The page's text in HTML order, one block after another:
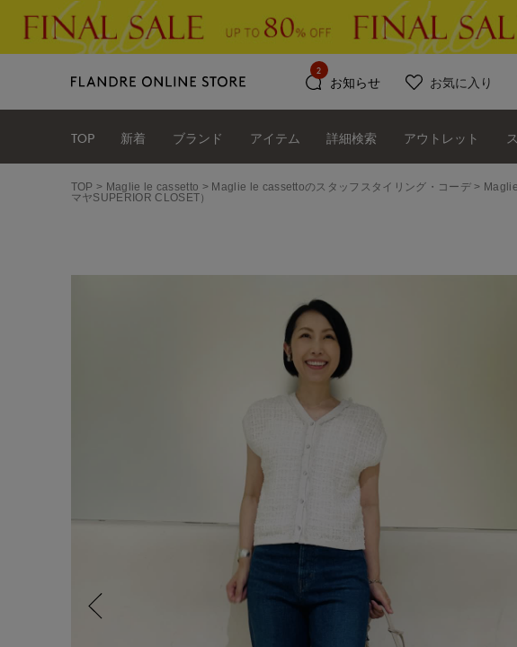
お知らせ
2
お気に入り
TOP 新着 ブランド アイテム 詳細検索 アウトレット
TOP Maglie le cassetto Maglie le cassettoのスタッフスタイリング・コーデ
マヤSUPERIOR CLOSET）